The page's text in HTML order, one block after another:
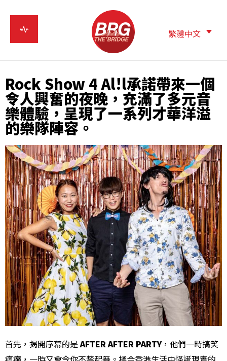
繁體中文
Rock Show 4 Al!l承諾帶來一個
令人興奮的夜晚，充滿了多元音
樂體驗，呈現了一系列才華洋溢
的樂隊陣容。
首先，揭開序幕的是AFTER AFTER PARTY，他們一時搞笑